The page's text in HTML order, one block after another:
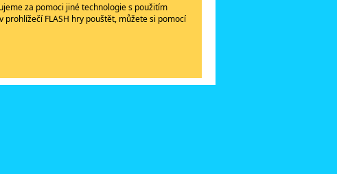
za pomoci jiné technologie s použitím
FLASH hry pouštět, můžete si pomocí